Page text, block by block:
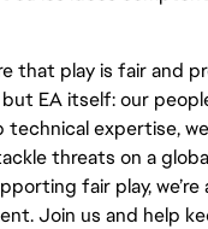
that play is fair and
EA itself: our
expertise,
threats on a
fair play,
Join us and help